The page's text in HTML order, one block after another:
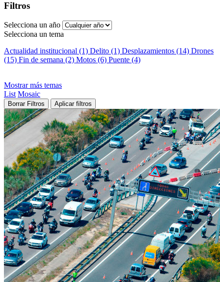
Filtros
Selecciona un año
Selecciona un tema
Actualidad institucional (1) Delito (1) Desplazamientos (14) Drones
(15) Fin de semana (2) Motos (6) Puente (4)
Mostrar más temas
List Mosaic
Borrar Filtros Aplicar filtros